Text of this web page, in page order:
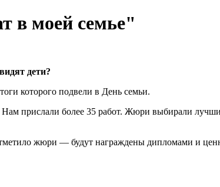
в моей семье"
дети?
которого подвели в День семьи.
прислали более 35 работ. Жюри выбирали
жюри — будут награждены дипломами и